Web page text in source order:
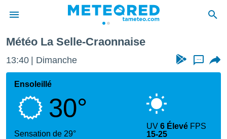
de
Météo La Selle-Craonnaise
13:40 Dimanche ...
Ensoleillé
30°
Sensation de 29°
UV6 Élevé FPS
15-25